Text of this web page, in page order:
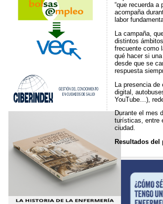
“que recuerda
acompaña
labor
La campaña,
distintos
frecuente como
qué hacer si
desde que se
respuesta
La presencia de
digital,
YouTube…),
Durante el mes
turísticas, entre
ciudad.
Resultados